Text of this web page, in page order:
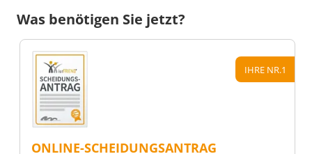
Was benötigen Sie jetzt?
IHRE NR.1
ONLINE-SCHEIDUNGSANTRAG